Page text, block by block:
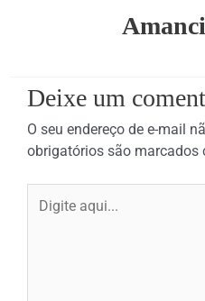
Deixe um
O seu endereço de e-mail
obrigatórios são marcados
aqui...